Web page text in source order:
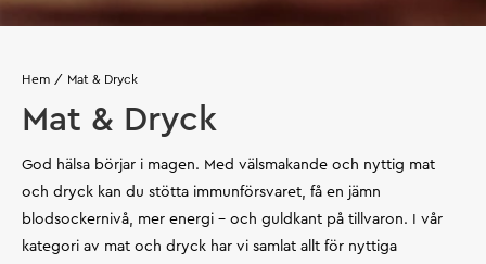
Hem Mat & Dryck
Mat & Dryck
God hälsa börjar i magen. Med välsmakande och nyttig mat
och dryck kan du stötta immunförsvaret, få en jämn
blodsockernivå, mer energi – och guldkant på tillvaron. I vår
kategori av mat och dryck har vi samlat allt för nyttiga